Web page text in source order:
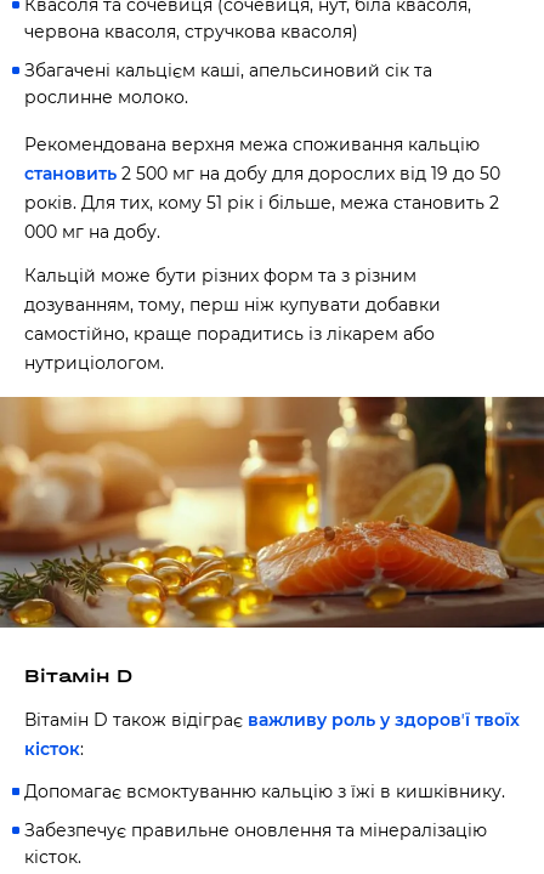
Квасоля та сочевиця (сочевиця, нут, біла квасоля,
червона квасоля, стручкова квасоля)
Збагачені кальцієм каші, апельсиновий сік та
рослинне молоко.
Рекомендована верхня межа споживання кальцію
становить 2 500 мг на добу для дорослих від 19 до 50
років. Для тих, кому 51 рік і більше, межа становить 2
000 мг на добу.
Кальцій може бути різних форм та з різним
дозуванням, тому, перш ніж купувати добавки
самостійно, краще порадитись із лікарем або
нутриціологом.
Вітамін D
Вітамін D також відіграє важливу роль у здоровʼї твоїх
кісток:
Допомагає всмоктуванню кальцію з їжі в кишківнику.
Забезпечує правильне оновлення та мінералізацію
кісток.